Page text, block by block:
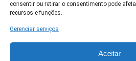
consentir ou retirar o consentimento pode
recursos e funções.
Gerenciar serviços
Aceitar
Contato